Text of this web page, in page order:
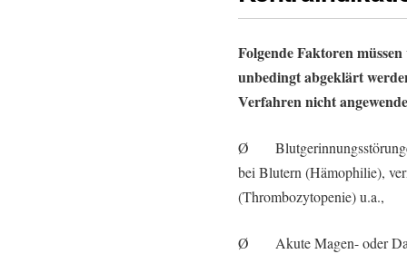
Folgende Faktoren
unbedingt abgeklärt
Verfahren nicht
Ø
bei Blutern (Hämophilie),
(Thrombozytopenie) u.a.,
Ø Akute Magen- oder